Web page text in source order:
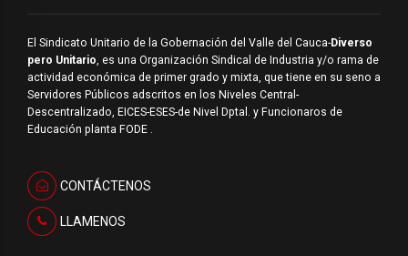
El Sindicato Unitario de la Gobernación del Valle del Cauca-Diverso
pero Unitario, es una Organización Sindical de Industria y/o rama de
actividad económica de primer grado y mixta, que tiene en su seno a
Servidores Públicos adscritos en los Niveles Central-
Descentralizado, EICES-ESES-de Nivel Dptal. y Funcionaros de
Educación planta FODE .
CONTÁCTENOS
LLAMENOS